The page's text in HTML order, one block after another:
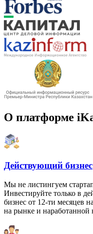
О платформе
Действующий бизнес
Мы не листингуем
Инвестируйте только в
бизнес от 12-ти месяцев
на рынке и наработанной